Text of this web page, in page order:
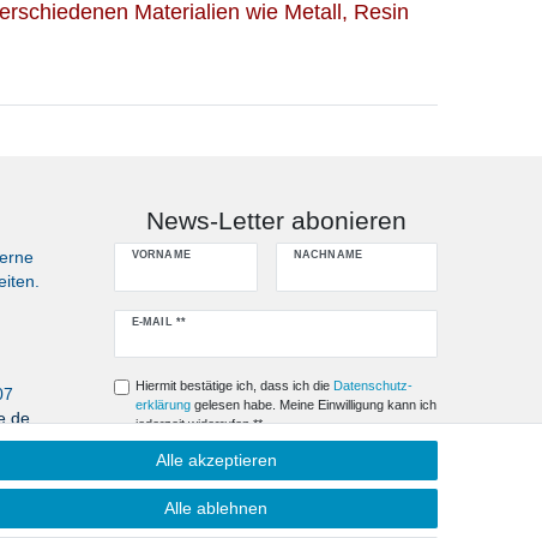
Materialien wie Metall, Resin
News-Letter abonieren
VORNAME NACHNAME
E-MAIL **
Newsletter
Hiermit bestätige ich, dass ich die Daten­schutz­
erklärunggelesen habe. Meine Einwilligung kann ich
jederzeit widerrufen.**
Abonnieren
Alle akzeptieren
Alle ablehnen